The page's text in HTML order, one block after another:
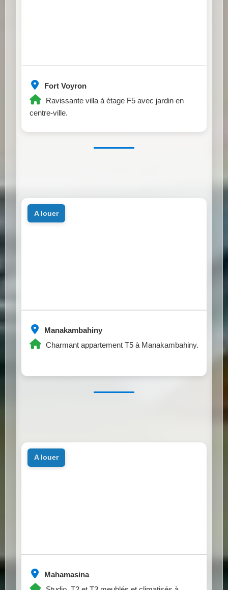
Fort Voyron
Ravissante villa à étage F5 avec jardin en
centre-ville.
Manakambahiny
Charmant appartement T5 à Manakambahiny.
a louer
Mahamasina
a louer